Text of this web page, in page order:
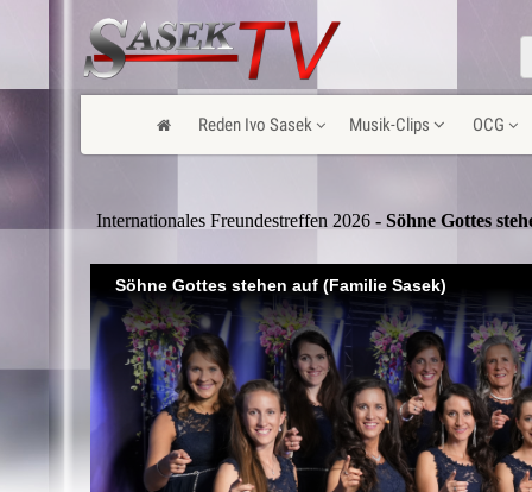
Reden Ivo Sasek Musik-Clips OCG
Internationales Freundestreffen 2026 - Söhne Gottes
Söhne Gottes stehen auf (Familie Sasek)